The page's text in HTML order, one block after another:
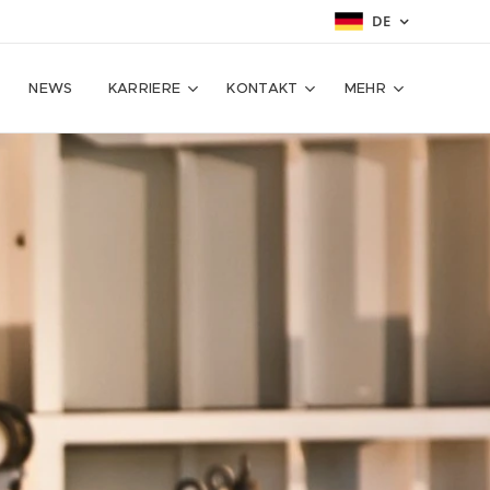
DE
NEWS KARRIERE KONTAKT MEHR